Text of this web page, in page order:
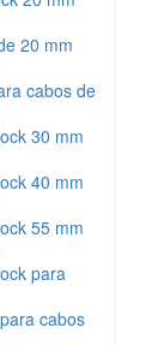
20 mm
cabos de
30 mm
40 mm
55 mm
para
cabos